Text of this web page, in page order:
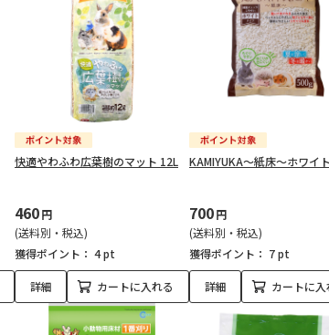
快適やわふわ広葉樹のマット 12L
460円
(送料別・税込)
獲得ポイント： 4 pt
詳細 カートに入れる
KAMIYUKA～紙床～ホワイ
700円
(送料別・税込)
獲得ポイント： 7 pt
詳細 カートに入